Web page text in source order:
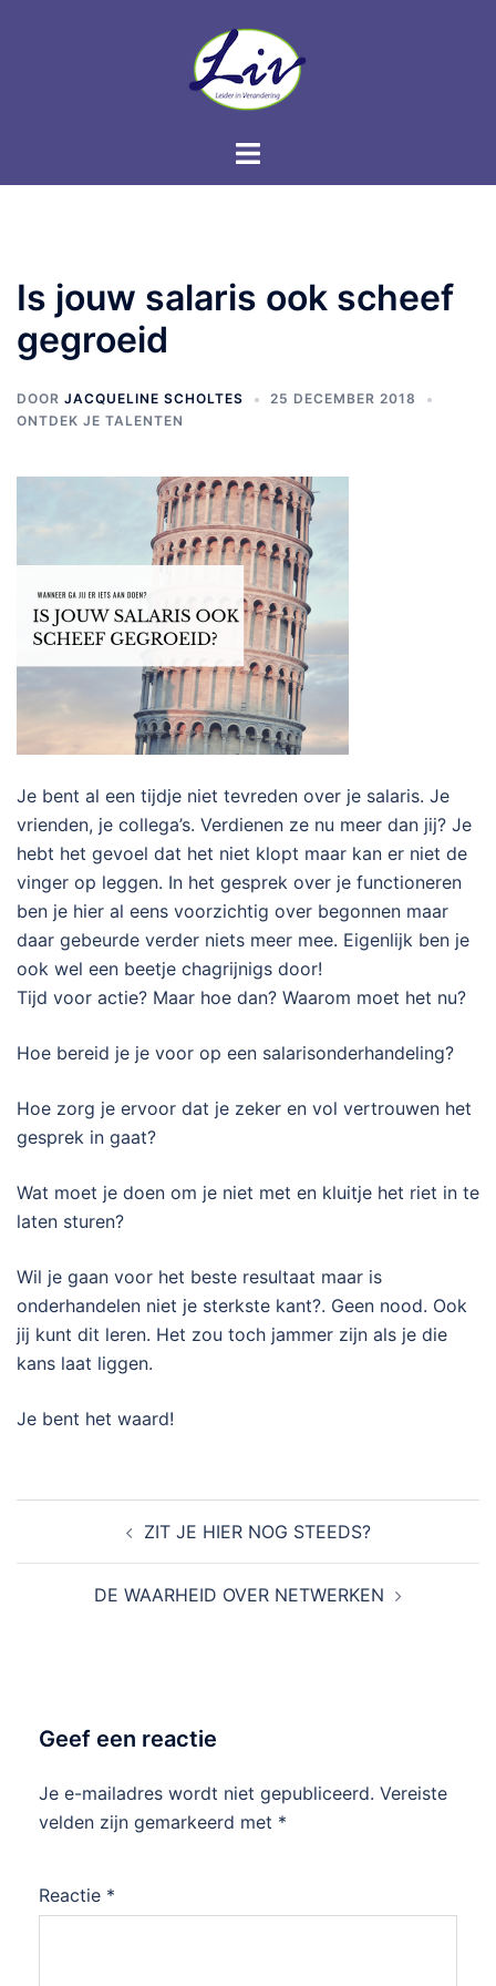
Is jouw salaris ook scheef
gegroeid
DOOR JACQUELINE SCHOLTES
25 DECEMBER 2018
ONTDEK JE TALENTEN
Je bent al een tijdje niet tevreden over je salaris. Je
vrienden, je collega’s. Verdienen ze nu meer dan jij? Je
hebt het gevoel dat het niet klopt maar kan er niet de
vinger op leggen. In het gesprek over je functioneren
ben je hier al eens voorzichtig over begonnen maar
daar gebeurde verder niets meer mee. Eigenlijk ben je
ook wel een beetje chagrijnigs door!
Tijd voor actie? Maar hoe dan? Waarom moet het nu?
Hoe bereid je je voor op een salarisonderhandeling?
Hoe zorg je ervoor dat je zeker en vol vertrouwen het
gesprek in gaat?
Wat moet je doen om je niet met en kluitje het riet in te
laten sturen?
Wil je gaan voor het beste resultaat maar is
onderhandelen niet je sterkste kant?. Geen nood. Ook
jij kunt dit leren. Het zou toch jammer zijn als je die
kans laat liggen.
Je bent het waard!
ZIT JE HIER NOG STEEDS?
DE WAARHEID OVER NETWERKEN
Geef een reactie
Je e-mailadres wordt niet gepubliceerd. Vereiste
velden zijn gemarkeerd met *
Reactie *